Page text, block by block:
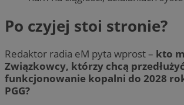
Po czyjej stoi stronie?
Redaktor radia eM pyta wprost – kto
Związkowcy, którzy chcą przedłużyć
funkcjonowanie kopalni do 2028
PGG?